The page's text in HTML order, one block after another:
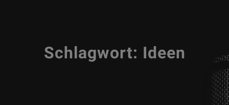
Schlagwort: Ideen